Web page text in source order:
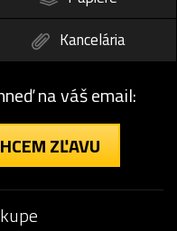
Kancelária
na váš email:
ZĽAVU